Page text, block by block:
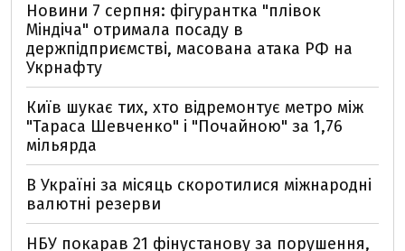
Новини 7 серпня: фігурантка "плівок
Міндіча" отримала посаду в
держпідприємстві, масована атака РФ на
Укрнафту
Київ шукає тих, хто відремонтує метро між
"Тараса Шевченко" і "Почайною" за 1,76
мільярда
В Україні за місяць скоротилися міжнародні
валютні резерви
НБУ покарав 21 фінустанову за порушення,